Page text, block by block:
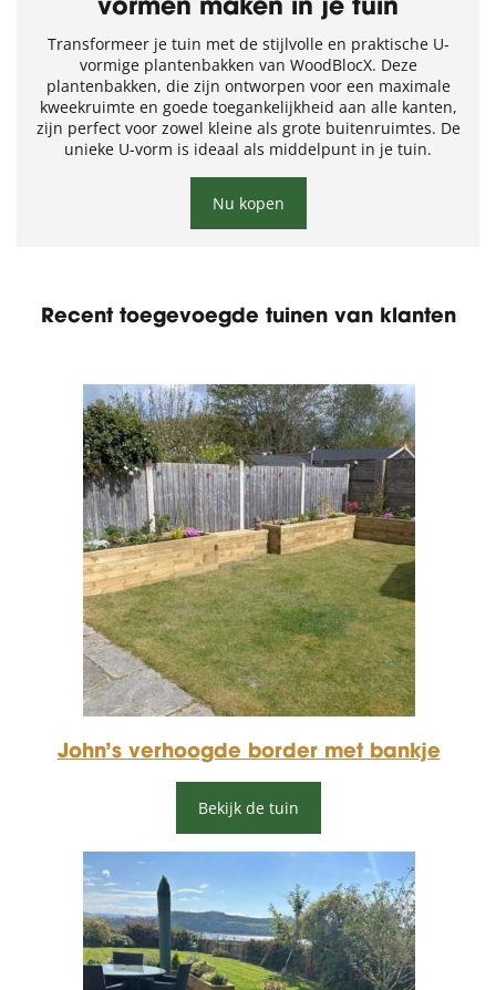
vormen maken in je tuin
Transformeer je tuin met de stijlvolle en praktische U-
vormige plantenbakken van WoodBlocX. Deze
plantenbakken, die zijn ontworpen voor een maximale
kweekruimte en goede toegankelijkheid aan alle kanten,
zijn perfect voor zowel kleine als grote buitenruimtes. De
unieke U-vorm is ideaal als middelpunt in je tuin.
Nu kopen
Recent toegevoegde tuinen van klanten
John’s verhoogde border met bankje
Bekijk de tuin